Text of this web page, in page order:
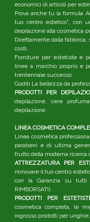
economici di articoli per
Prova anche tu la formula
tuo centro estetico", con
depilazione alla cosmetica
Direttamente dalla
costi.
Forniture per estetiste e
linee a marchio proprio e
trentennale successo.
Goditi La bellezza da
PRODOTTI PER
depilazione, cere
depilazione.
LINEA COSMETICA
Linea cosmetica
parabeni e di ultima
frutto della moderna ricerca
ATTREZZATURA PER
rinnovare il tuo centro
con la Garanzia su tutti
RIMBORSATI).
PRODOTTI PER
cosmetica completa, le
ingrosso prodotti per